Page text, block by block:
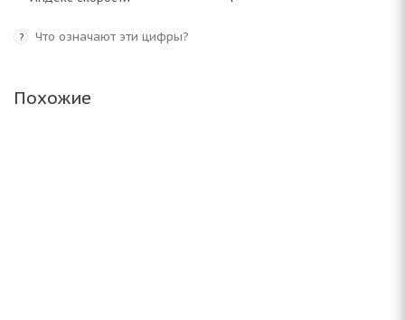
? Что означают эти цифры?
Похожие